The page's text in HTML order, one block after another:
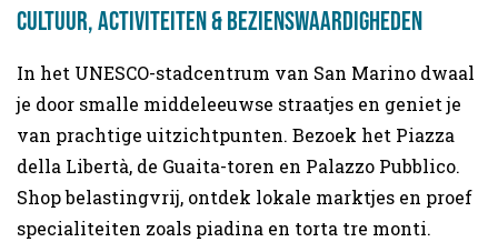
Cultuur, activiteiten & bezienswaardigheden
In het UNESCO-stadcentrum van San Marino dwaal
je door smalle middeleeuwse straatjes en geniet je
van prachtige uitzichtpunten. Bezoek het Piazza
della Libertà, de Guaita-toren en Palazzo Pubblico.
Shop belastingvrij, ontdek lokale marktjes en proef
specialiteiten zoals piadina en torta tre monti.